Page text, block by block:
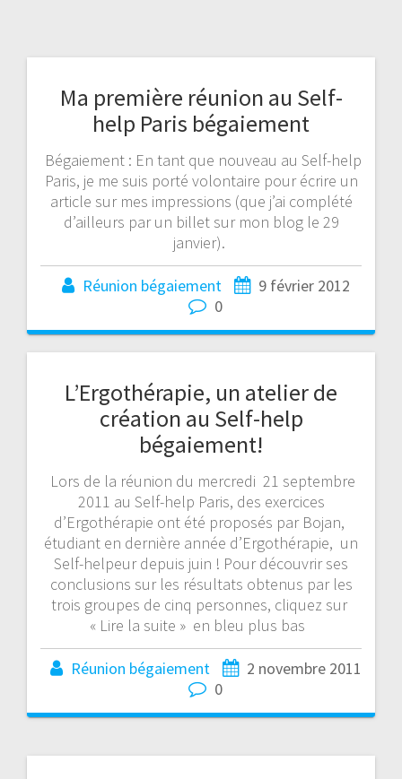
Ma première réunion au Self-
help Paris bégaiement
Bégaiement : En tant que nouveau au Self-help
Paris, je me suis porté volontaire pour écrire un
article sur mes impressions (que j’ai complété
d’ailleurs par un billet sur mon blog le 29
janvier).
Réunion bégaiement
9 février 2012
0
L’Ergothérapie, un atelier de
création au Self-help
bégaiement!
Lors de la réunion du mercredi 21 septembre
2011 au Self-help Paris, des exercices
d’Ergothérapie ont été proposés par Bojan,
étudiant en dernière année d’Ergothérapie, un
Self-helpeur depuis juin ! Pour découvrir ses
conclusions sur les résultats obtenus par les
trois groupes de cinq personnes, cliquez sur
« Lire la suite » en bleu plus bas
Réunion bégaiement
2 novembre 2011
0